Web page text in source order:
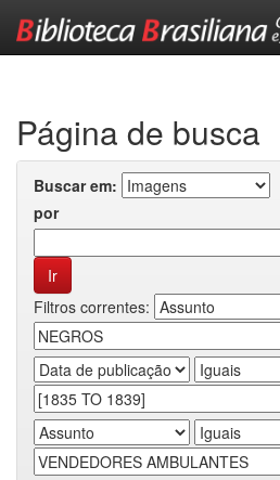
Página de busca
Buscar em:
por
Filtros correntes: